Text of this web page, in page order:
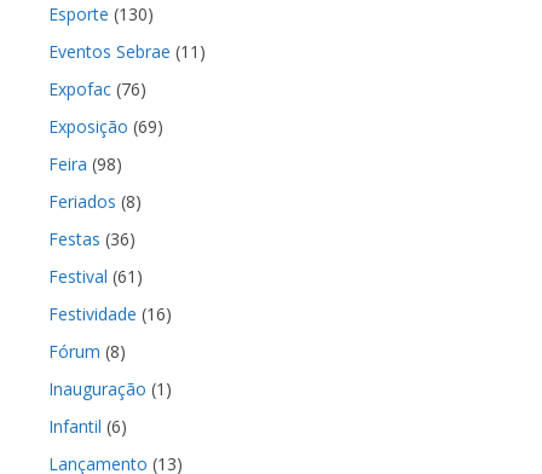
Esporte (130)
Eventos Sebrae (11)
Expofac(76)
Exposição (69)
Feira (98)
Feriados (8)
Festas (36)
Festival (61)
Festividade (16)
Fórum (8)
Inauguração (1)
Infantil (6)
Lançamento (13)